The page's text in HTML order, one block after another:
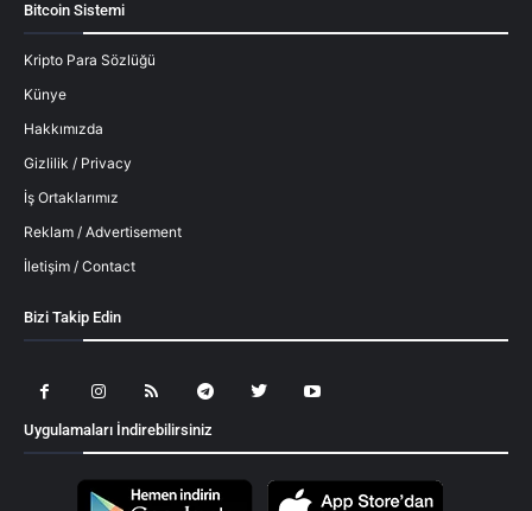
Bitcoin Sistemi
Kripto Para Sözlüğü
Künye
Hakkımızda
Gizlilik / Privacy
İş Ortaklarımız
Reklam / Advertisement
İletişim / Contact
Bizi Takip Edin
Uygulamaları İndirebilirsiniz